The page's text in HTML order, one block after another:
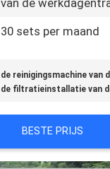
van de
30 sets per maand
de reinigingsmachine
de filtratieinstallatie van
BESTE PRIJS